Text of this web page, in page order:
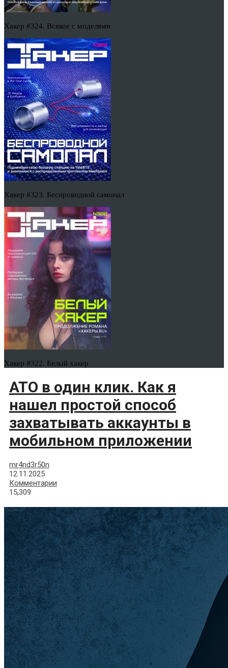
Хакер #324. Всякое с моделями
Хакер #323. Беспроводной самопал
Хакер #322. Белый хакер
ATO в один клик. Как я
нашел простой способ
захватывать аккаунты в
мобильном приложении
mr4nd3r50n
12.11.2025
Комментарии
15,309